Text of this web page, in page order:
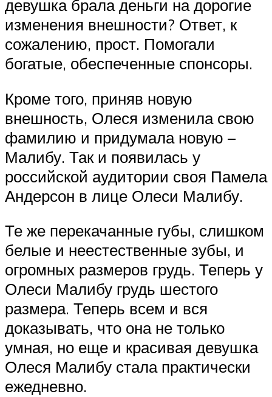
девушка брала деньги на дорогие
изменения внешности? Ответ, к
сожалению, прост. Помогали
богатые, обеспеченные спонсоры.
Кроме того, приняв новую
внешность, Олеся изменила свою
фамилию и придумала новую –
Малибу. Так и появилась у
российской аудитории своя Памела
Андерсон в лице Олеси Малибу.
Те же перекачанные губы, слишком
белые и неестественные зубы, и
огромных размеров грудь. Теперь у
Олеси Малибу грудь шестого
размера. Теперь всем и вся
доказывать, что она не только
умная, но еще и красивая девушка
Олеся Малибу стала практически
ежедневно.